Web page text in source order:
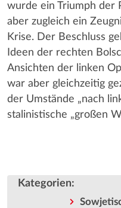
wurde ein Triumph der
aber zugleich ein
Krise. Der Beschluss
Ideen der rechten
Ansichten der linken
war aber gleichzeitig
der Umstände „nach
stalinistische „großen
Kategorien: